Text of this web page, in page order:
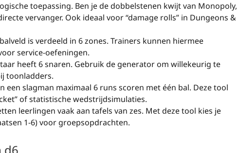
toepassing. Ben je de dobbelstenen kwijt van Monopoly,
vervanger. Ook ideaal voor “damage rolls” in Dungeons &
is verdeeld in 6 zones. Trainers kunnen hiermee
service-oefeningen.
heeft 6 snaren. Gebruik de generator om willekeurig te
toonladders.
een slagman maximaal 6 runs scoren met één bal. Deze tool
of statistische wedstrijdsimulaties.
leerlingen vaak aan tafels van zes. Met deze tool kies je
1-6) voor groepsopdrachten.
d6